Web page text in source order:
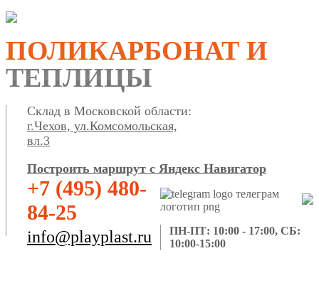
ПОЛИКАРБОНАТ И
ТЕПЛИЦЫ
Склад в Московской области:
г.Чехов, ул.Комсомольская,
вл.3
Построить маршрут с Яндекс Навигатор
+7 (495) 480-
84-25
info@playplast.ru
ПН-ПТ: 10:00 - 17:00, СБ:
10:00-15:00